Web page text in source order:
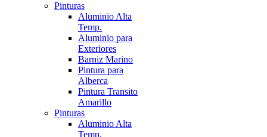
Pinturas
Aluminio Alta
Temp.
Aluminio para
Exteriores
Barniz Marino
Pintura para
Alberca
Pintura Transito
Amarillo
Pinturas
Aluminio Alta
Temp.